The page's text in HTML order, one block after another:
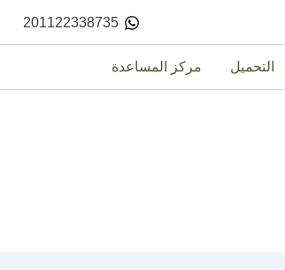
201122338735
التحميل مركز المساعدة